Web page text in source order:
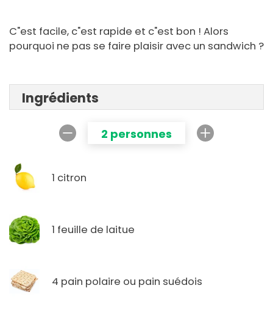
C"est facile, c"est rapide et c"est bon ! Alors
pourquoi ne pas se faire plaisir avec un sandwich ?
Ingrédients
2 personnes
1 citron
1 feuille de laitue
4 pain polaire ou pain suédois